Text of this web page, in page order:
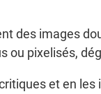
des images
pixelisés,
et en